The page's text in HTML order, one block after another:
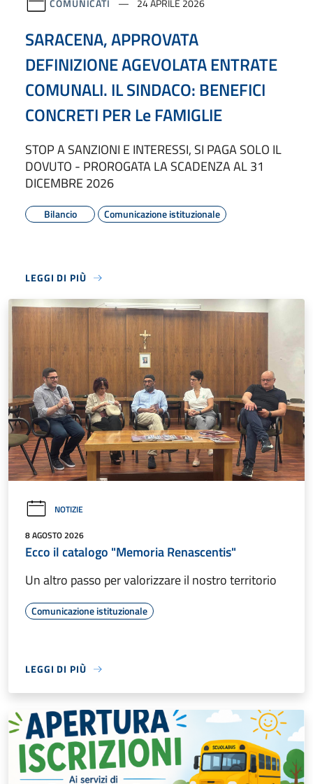
SARACENA, APPROVATA
DEFINIZIONE AGEVOLATA ENTRATE
COMUNALI. IL SINDACO: BENEFICI
CONCRETI PER Le FAMIGLIE
STOP A SANZIONI E INTERESSI, SI PAGA SOLO IL
DOVUTO - PROROGATA LA SCADENZA AL 31
DICEMBRE 2026
Bilancio Comunicazione istituzionale
LEGGI DI PIÙ
NOTIZIE
8 AGOSTO 2026
Ecco il catalogo "Memoria Renascentis"
Un altro passo per valorizzare il nostro territorio
Comunicazione istituzionale
LEGGI DI PIÙ